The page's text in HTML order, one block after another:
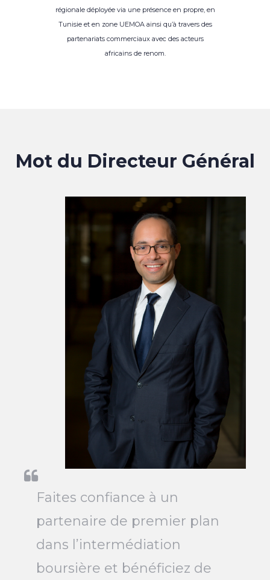
régionale déployée via une présence en propre, en
Tunisie et en zone UEMOA ainsi qu’à travers des
partenariats commerciaux avec des acteurs
africains de renom.
Mot du Directeur Général
Faites confiance à un
partenaire de premier plan
dans l’intermédiation
boursière et bénéficiez de